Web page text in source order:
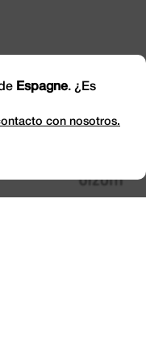
Espagne. ¿Es
con nosotros.